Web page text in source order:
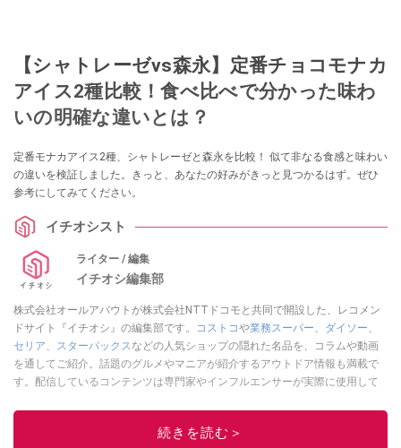
【シャトレーゼvs森永】定番チョコモナカ
アイス2種比較！食べ比べで分かった味わ
いの明確な違いとは？
定番モナカアイス2種、シャトレーゼと森永を比較！ 似て非なる食感と味わい
の違いを検証しました。きっと、あなたの好みがきっと見つかるはず。ぜひ
参考にしてみてください。
イチオシスト
ライター / 編集
イチオシ編集部
株式会社オールアバウトが株式会社NTTドコモと共同で開設した、レコメン
ドサイト『イチオシ』の編集部です。
コストコや業務スーパー、 ダイソー、
セリア、 スターバックスなどの人気ショップの隠れた名品を、コラムや動画
を通してご紹介。話題のグルメやマニアが紹介するアウトドア情報も満載で
す。配信しているコンテンツは専門家やインフルエンサーが実際に使用して
ニュースでフォロー
続きを読む＞